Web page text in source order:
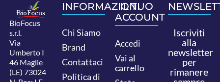
BioFocus
s.r.l.
Via
Umberto I
46 Maglie
(LE) 73024
INFORMAZIONI
Chi Siamo
Brand
Contattaci
Politica di
IL TUO
ACCOUNT
Accedi
Vai al
carrello
Iscriviti
alla
newsletter
per
rimanere